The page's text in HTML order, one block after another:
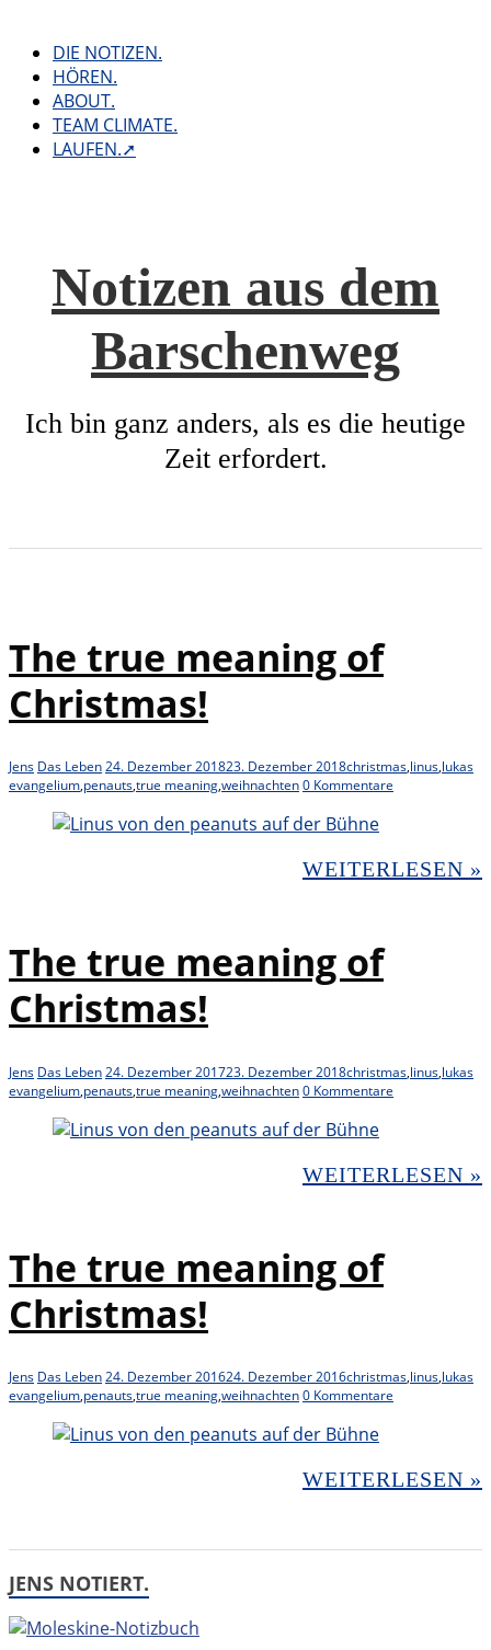
contentDIE NOTIZEN.
HÖREN.
ABOUT.
TEAM CLIMATE.
LAUFEN.➚
Notizen aus dem
Barschenweg
Ich bin ganz anders, als es die heutige
Zeit erfordert.
The true meaning of
Christmas!
Jens Das Leben24. Dezember 201823. Dezember 2018christmas,linus,lukas
evangelium,penauts,true meaning,weihnachten0 Kommentare
WEITERLESEN »
The true meaning of
Christmas!
Jens Das Leben24. Dezember 201723. Dezember 2018christmas,linus,lukas
evangelium,penauts,true meaning,weihnachten0 Kommentare
WEITERLESEN »
The true meaning of
Christmas!
Jens Das Leben24. Dezember 201624. Dezember 2016christmas,linus,lukas
evangelium,penauts,true meaning,weihnachten0 Kommentare
WEITERLESEN »
JENS NOTIERT.